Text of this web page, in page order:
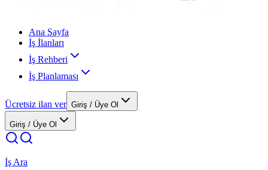
Ana Sayfa
İş İlanları
İş Rehberi
İş Planlaması
Ücretsiz ilan ver Giriş / Üye Ol
Giriş / Üye Ol
İş Ara